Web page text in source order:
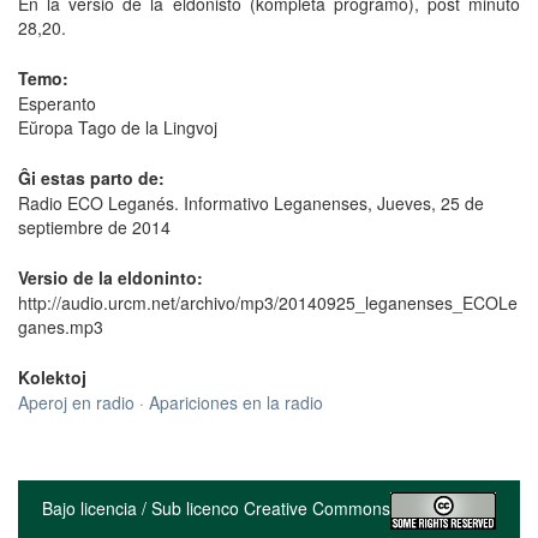
28,20.
Temo:
Esperanto
Eŭropa Tago de la Lingvoj
Ĝi estas parto de:
Radio ECO Leganés. Informativo Leganenses, Jueves, 25 de
septiembre de 2014
Versio de la eldoninto:
http://audio.urcm.net/archivo/mp3/20140925_leganenses_ECOLe
ganes.mp3
Kolektoj
Aperoj en radio · Apariciones en la radio
Bajo licencia / Sub licenco Creative Commons